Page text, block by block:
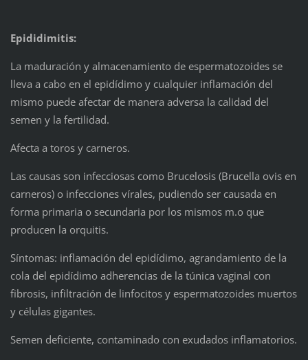
Epididimitis:
La maduración y almacenamiento de espermatozoides se
lleva a cabo en el epidídimo y cualquier inflamación del
mismo puede afectar de manera adversa la calidad del
semen y la fertilidad.
Afecta a toros y carneros.
Las causas son infecciosas como Brucelosis (Brucella ovis en
carneros) o infecciones vírales, pudiendo ser causada en
forma primaria o secundaria por los mismos m.o que
producen la orquitis.
Síntomas: inflamación del epidídimo, agrandamiento de la
cola del epidídimo adherencias de la túnica vaginal con
fibrosis, infiltración de linfocitos y espermatozoides muertos
y células gigantes.
Semen deficiente, contaminado con exudados inflamatorios.